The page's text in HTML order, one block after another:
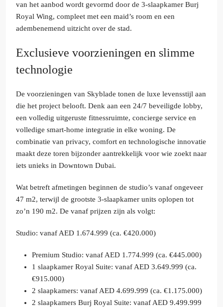
van het aanbod wordt gevormd door de 3-slaapkamer Burj
Royal Wing, compleet met een maid’s room en een
adembenemend uitzicht over de stad.
Exclusieve voorzieningen en slimme
technologie
De voorzieningen van Skyblade tonen de luxe levensstijl aan
die het project belooft. Denk aan een 24/7 beveiligde lobby,
een volledig uitgeruste fitnessruimte, concierge service en
volledige smart-home integratie in elke woning. De
combinatie van privacy, comfort en technologische innovatie
maakt deze toren bijzonder aantrekkelijk voor wie zoekt naar
iets unieks in Downtown Dubai.
Wat betreft afmetingen beginnen de studio’s vanaf ongeveer
47 m2, terwijl de grootste 3-slaapkamer units oplopen tot
zo’n 190 m2. De vanaf prijzen zijn als volgt:
Studio: vanaf AED 1.674.999 (ca. €420.000)
Premium Studio: vanaf AED 1.774.999 (ca. €445.000)
1 slaapkamer Royal Suite: vanaf AED 3.649.999 (ca.
€915.000)
2 slaapkamers: vanaf AED 4.699.999 (ca. €1.175.000)
2 slaapkamers Burj Royal Suite: vanaf AED 9.499.999